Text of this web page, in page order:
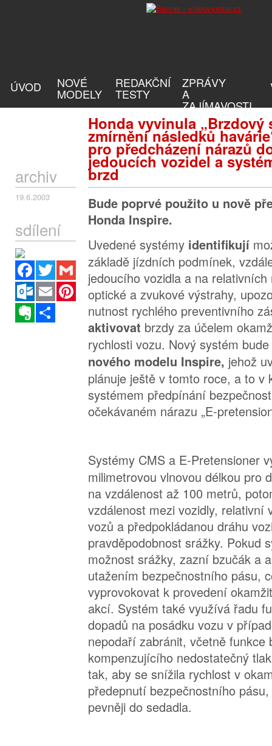
ÚVOD NOVÉ
MODELY
REDAKČNÍ
TESTY
ZPRÁVY
A
ZAJÍMAVOSTI
Honda vyvinula „Brzdový
zmírnění následků
pro předcházení nárazů
jedoucích vozidel a
brzd
archiv
19.6.2003
sdílení
Facebook
Twitter
Gmail
Outlook.com
Email
Pinterest
Evernote
Bude poprvé použito u nově
Honda Inspire.
Uvedené systémy identifikují
základě jízdních podmínek,
jedoucího vozidla a na
optické a zvukové výstrahy,
nutnost rychlého preventivního
aktivovat brzdy za účelem
rychlosti vozu. Nový systém
nového modelu Inspire, jehož
plánuje ještě v tomto roce, a to v
systémem předpínání
očekávaném nárazu „E-
Systémy CMS a E-Pretensioner
milimetrovou vlnovou délkou pro
na vzdálenost až 100 metrů,
vzdálenost mezi vozidly, relativní
vozů a předpokládanou dráhu
pravděpodobnost srážky. Pokud
možnost srážky, zazní bzučák a
utažením bezpečnostního pásu,
vyprovokovat k provedení
akcí. Systém také využívá řadu
dopadů na posádku vozu v
nepodaří zabránit, včetně funkce
kompenzujícího nedostatečný
tak, aby se snížila rychlost v
předepnutí bezpečnostního
pevněji do sedadla.